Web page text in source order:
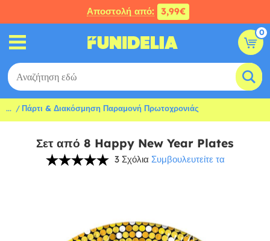
Αποστολή από: 3,99€
0
... Πάρτι & Διακόσμηση Παραμονή Πρωτοχρονιάς
Σετ από 8 Happy New Year Plates
3 Σχόλια Συμβουλευτείτε τα